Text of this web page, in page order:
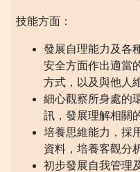
技能方面：
發展自理能力及各
安全方面作出適當
方式，以及與他人
細心觀察所身處的
訊，發展理解相關
培養思維能力，採
資料，培養客觀分
初步發展自我管理